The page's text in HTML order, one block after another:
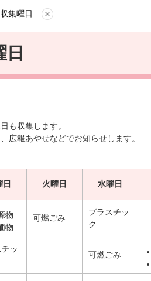
集曜日
も収集します。
広報あやせなどでお知らせします。
日 火曜日 水曜日
物
物
可燃ごみ
プラスチッ
ク
ッ
可燃ごみ